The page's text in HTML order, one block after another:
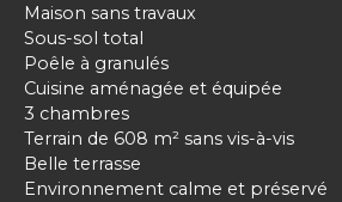
Maison sans travaux
Sous-sol total
Poêle à granulés
Cuisine aménagée et équipée
3 chambres
Terrain de 608 m² sans vis-à-vis
Belle terrasse
Environnement calme et préservé